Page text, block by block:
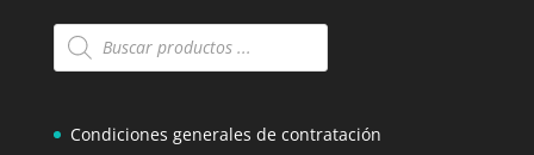
Búsqueda
Condiciones generales de contratación